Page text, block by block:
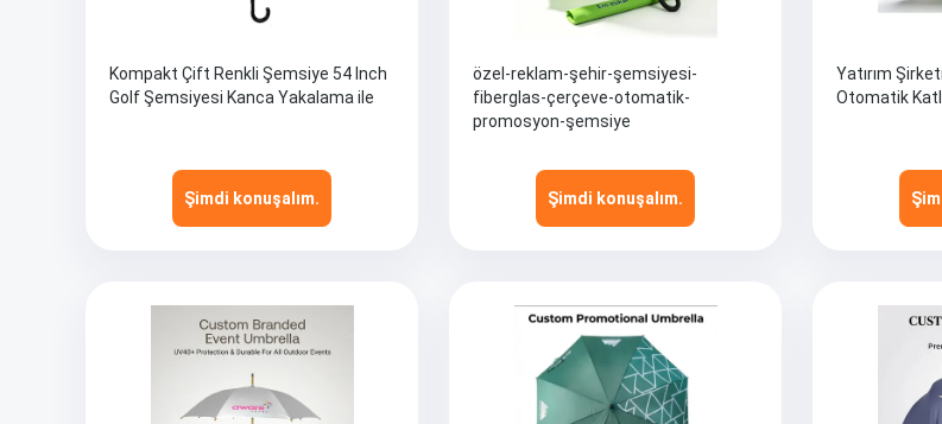
Kompakt Çift Renkli Şemsiye 54 Inch
Golf Şemsiyesi Kanca Yakalama ile
Şimdi konuşalım.
özel-reklam-şehir-şemsiyesi-
fiberglas-çerçeve-otomatik-
promosyon-şemsiye
Şimdi konuşalım.
Yatırım
Otomatik